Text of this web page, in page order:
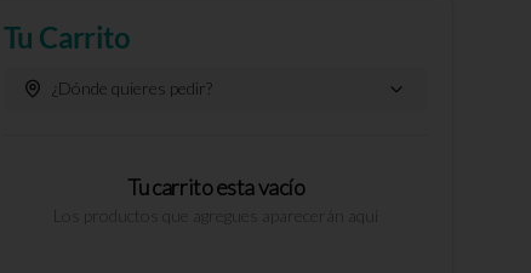
Tu Carrito
¿Dónde quieres pedir?
Tu carrito esta vacío
Los productos que agregues aparecerán aquí